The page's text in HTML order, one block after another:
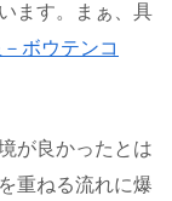
ます。まぁ、具
－ボウテンコ
が良かったとは
重ねる流れに爆